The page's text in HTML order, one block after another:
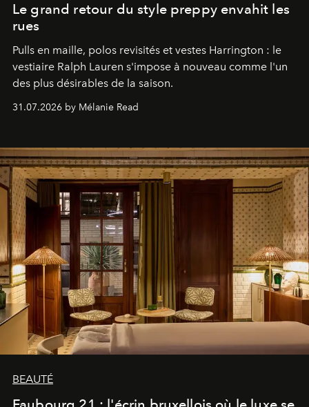
Le grand retour du style preppy envahit les
rues
Pulls en maille, polos revisités et vestes Harrington : le
vestiaire Ralph Lauren s'impose à nouveau comme l'un
des plus désirables de la saison.
31.07.2026 by Mélanie Read
BEAUTÉ